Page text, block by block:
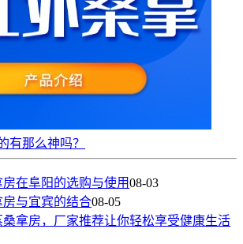
有那么神吗？
在阜阳的选购与使用08-03
与宜宾的结合08-05
拿房，厂家推荐让你轻松享受健康生活